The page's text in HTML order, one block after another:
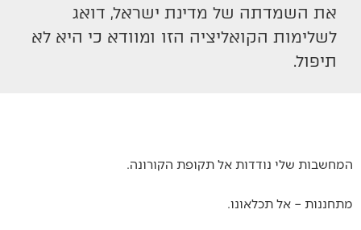
את השמדתה של מדינת ישראל, דואג
לשלימות הקואליציה הזו ומוודא כי היא לא
תיפול.
המחשבות שלי נודדות אל תקופת הקורונה.
מתחננות – אל תכלאונו.